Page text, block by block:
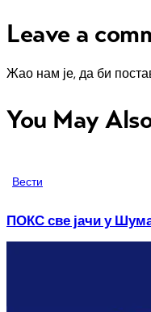
Leave a
Жао нам је, да би
You May
Вести
ПОКС све јачи у